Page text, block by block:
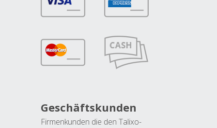
Geschäftskunden
Firmenkunden die den Talixo-